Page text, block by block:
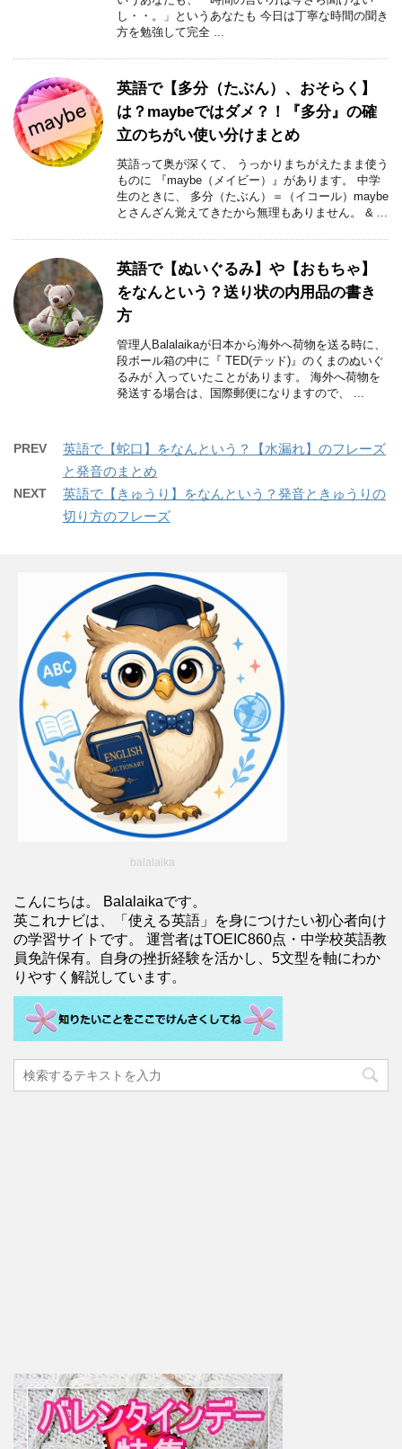
し・・。」というあなたも 今日は丁寧な時間の聞き
方を勉強して完全 ...
英語で【多分（たぶん）、おそらく】
は？maybeではダメ？！『多分』の確
立のちがい使い分けまとめ
英語って奥が深くて、 うっかりまちがえたまま使う
ものに 『maybe（メイビー）』があります。 中学
生のときに、 多分（たぶん）＝（イコール）maybe
とさんざん覚えてきたから無理もありません。 & ...
英語で【ぬいぐるみ】や【おもちゃ】
をなんという？送り状の内用品の書き
方
管理人Balalaikaが日本から海外へ荷物を送る時に、
段ボール箱の中に『 TED(テッド)』のくまのぬいぐ
るみが 入っていたことがあります。 海外へ荷物を
発送する場合は、国際郵便になりますので、 ...
PREV
英語で【蛇口】をなんという？【水漏れ】のフレーズ
と発音のまとめ
NEXT
英語で【きゅうり】をなんという？発音ときゅうりの
切り方のフレーズ
balalaika
こんにちは。 Balalaikaです。
英これナビは、「使える英語」を身につけたい初心者向け
の学習サイトです。 運営者はTOEIC860点・中学校英語教
員免許保有。自身の挫折経験を活かし、5文型を軸にわか
りやすく解説しています。